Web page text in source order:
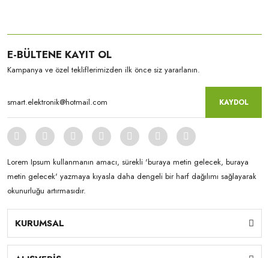
E-BÜLTENE KAYIT OL
Kampanya ve özel tekliflerimizden ilk önce siz yararlanın.
KAYDOL
Lorem Ipsum kullanmanın amacı, sürekli 'buraya metin gelecek, buraya
metin gelecek' yazmaya kıyasla daha dengeli bir harf dağılımı sağlayarak
okunurluğu artırmasıdır.
KURUMSAL